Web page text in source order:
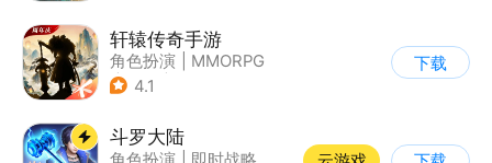
轩辕传奇手游
角色扮演
MMORPG
| 神话
4.1
下载
斗罗大陆